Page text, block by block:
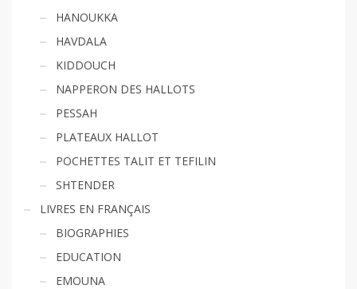
HANOUKKA
HAVDALA
KIDDOUCH
NAPPERON DES HALLOTS
PESSAH
PLATEAUX HALLOT
POCHETTES TALIT ET TEFILIN
SHTENDER
LIVRES EN FRANÇAIS
BIOGRAPHIES
EDUCATION
EMOUNA